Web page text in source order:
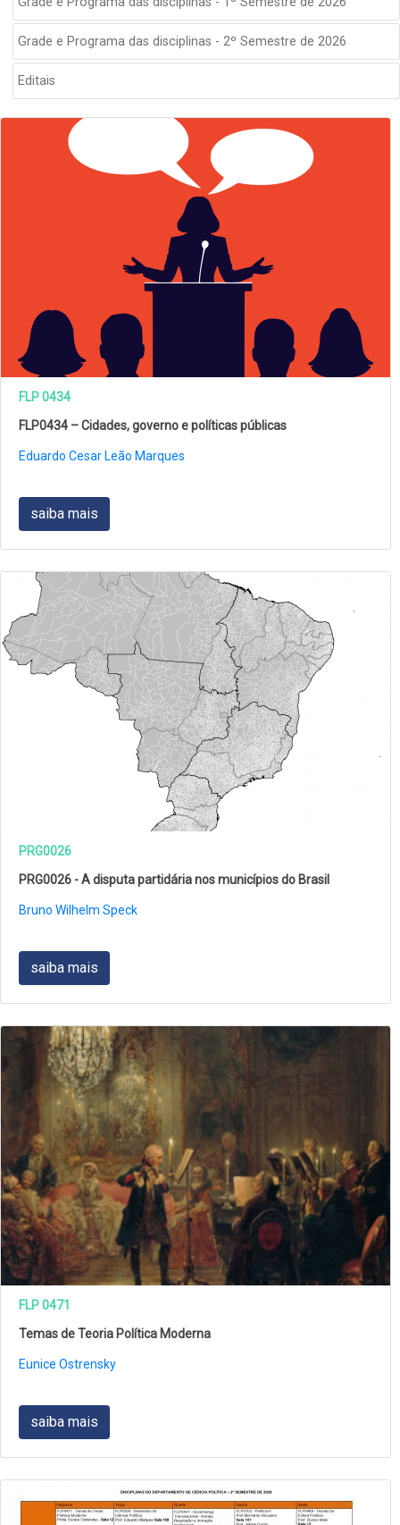
Grade e Programa das disciplinas - 2º Semestre de 2026
Editais
FLP 0434
FLP0434 – Cidades, governo e políticas públicas
Eduardo Cesar Leão Marques
saiba mais
PRG0026
PRG0026 - A disputa partidária nos municípios do Brasil
Bruno Wilhelm Speck
saiba mais
FLP 0471
Temas de Teoria Política Moderna
Eunice Ostrensky
saiba mais